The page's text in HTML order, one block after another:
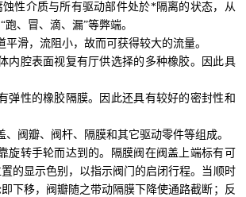
蚀性介质与所有驱动部件处於*隔离的状态，从
、冒、滴、漏”等弊端。
平滑，流阻小，故而可获得较大的流量。
内腔表面视复有厅供选择的多种橡胶。因此具
弹性的橡胶隔膜。因此还具有较好的密封性和
、阀瓣、阀杆、隔膜和其它驱动零件等组成。
旋转手轮而达到的。隔膜阀在阀盖上端标有可
的显示色别，以指示阀门的启闭行程。当顺时
下移，阀瓣随之带动隔膜下降使通路截断；反